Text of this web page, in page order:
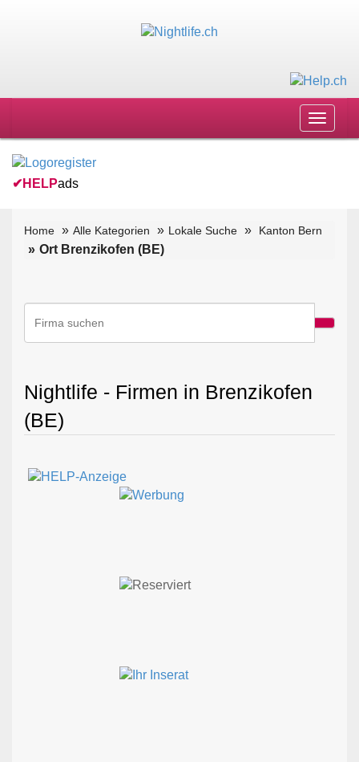
Toggle
✔ HELPads
Home Alle Kategorien Lokale Suche Kanton Bern
Ort Brenzikofen (BE)
Nightlife - Firmen in Brenzikofen
(BE)